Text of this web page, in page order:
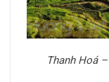
Thanh Hoá